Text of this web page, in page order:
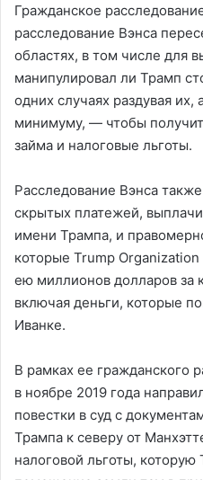
Гражданское
расследование Вэнса
областях, в том числе для
манипулировал ли Трамп
одних случаях раздувая их,
минимуму, — чтобы
займа и налоговые льготы.
Расследование Вэнса
скрытых платежей,
имени Трампа, и
которые Trump
ею миллионов долларов за
включая деньги, которые
Иванке.
В рамках ее гражданского
в ноябре 2019 года
повестки в суд с
Трампа к северу от
налоговой льготы, которую